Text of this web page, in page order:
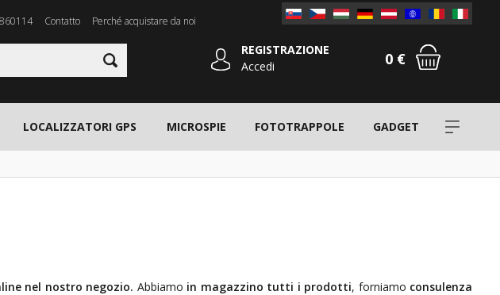
Contatto Perché acquistare da noi
REGISTRAZIONE
Accedi
0 €
LOCALIZZATORI GPS MICROSPIE FOTOTRAPPOLE GADGET
nel nostro negozio. Abbiamo in magazzino tutti i prodotti, forniamo consulenza